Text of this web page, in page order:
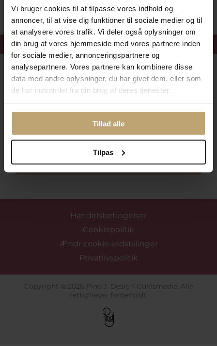
Vi bruger cookies til at tilpasse vores indhold og
annoncer, til at vise dig funktioner til sociale medier og til
at analysere vores trafik. Vi deler også oplysninger om
din brug af vores hjemmeside med vores partnere inden
for sociale medier, annonceringspartnere og
analysepartnere. Vores partnere kan kombinere disse
data med andre oplysninger, du har givet dem, eller som
de har indsamlet fra din brug af deres tjenester.
Tillad alle
Tilpas
Få 15%velkomstrabat
Følg med i vores nyhedsbrev
Læs mere her
Tilmeld mig nyhedsbrevet
Handelsbetingelser
Cookiepolitik
Ændr cookie-indstillinger
Privatlivspolitik
Copyright © 2026 Pind J. Design Guldsmedie. Alle
rettigheder forbeholdt.